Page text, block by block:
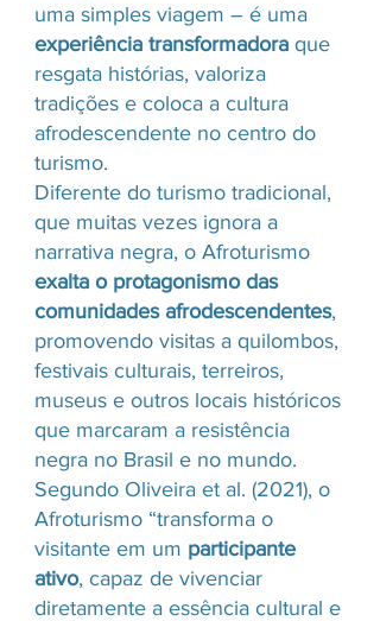
uma simples viagem – é uma
experiência transformadora que
resgata histórias, valoriza
tradições e coloca a cultura
afrodescendente no centro do
turismo.
Diferente do turismo tradicional,
que muitas vezes ignora a
narrativa negra, o Afroturismo
exalta o protagonismo das
comunidades afrodescendentes,
promovendo visitas a quilombos,
festivais culturais, terreiros,
museus e outros locais históricos
que marcaram a resistência
negra no Brasil e no mundo.
Segundo Oliveira et al. (2021), o
Afroturismo “transforma o
visitante em um participante
ativo, capaz de vivenciar
diretamente a essência cultural e